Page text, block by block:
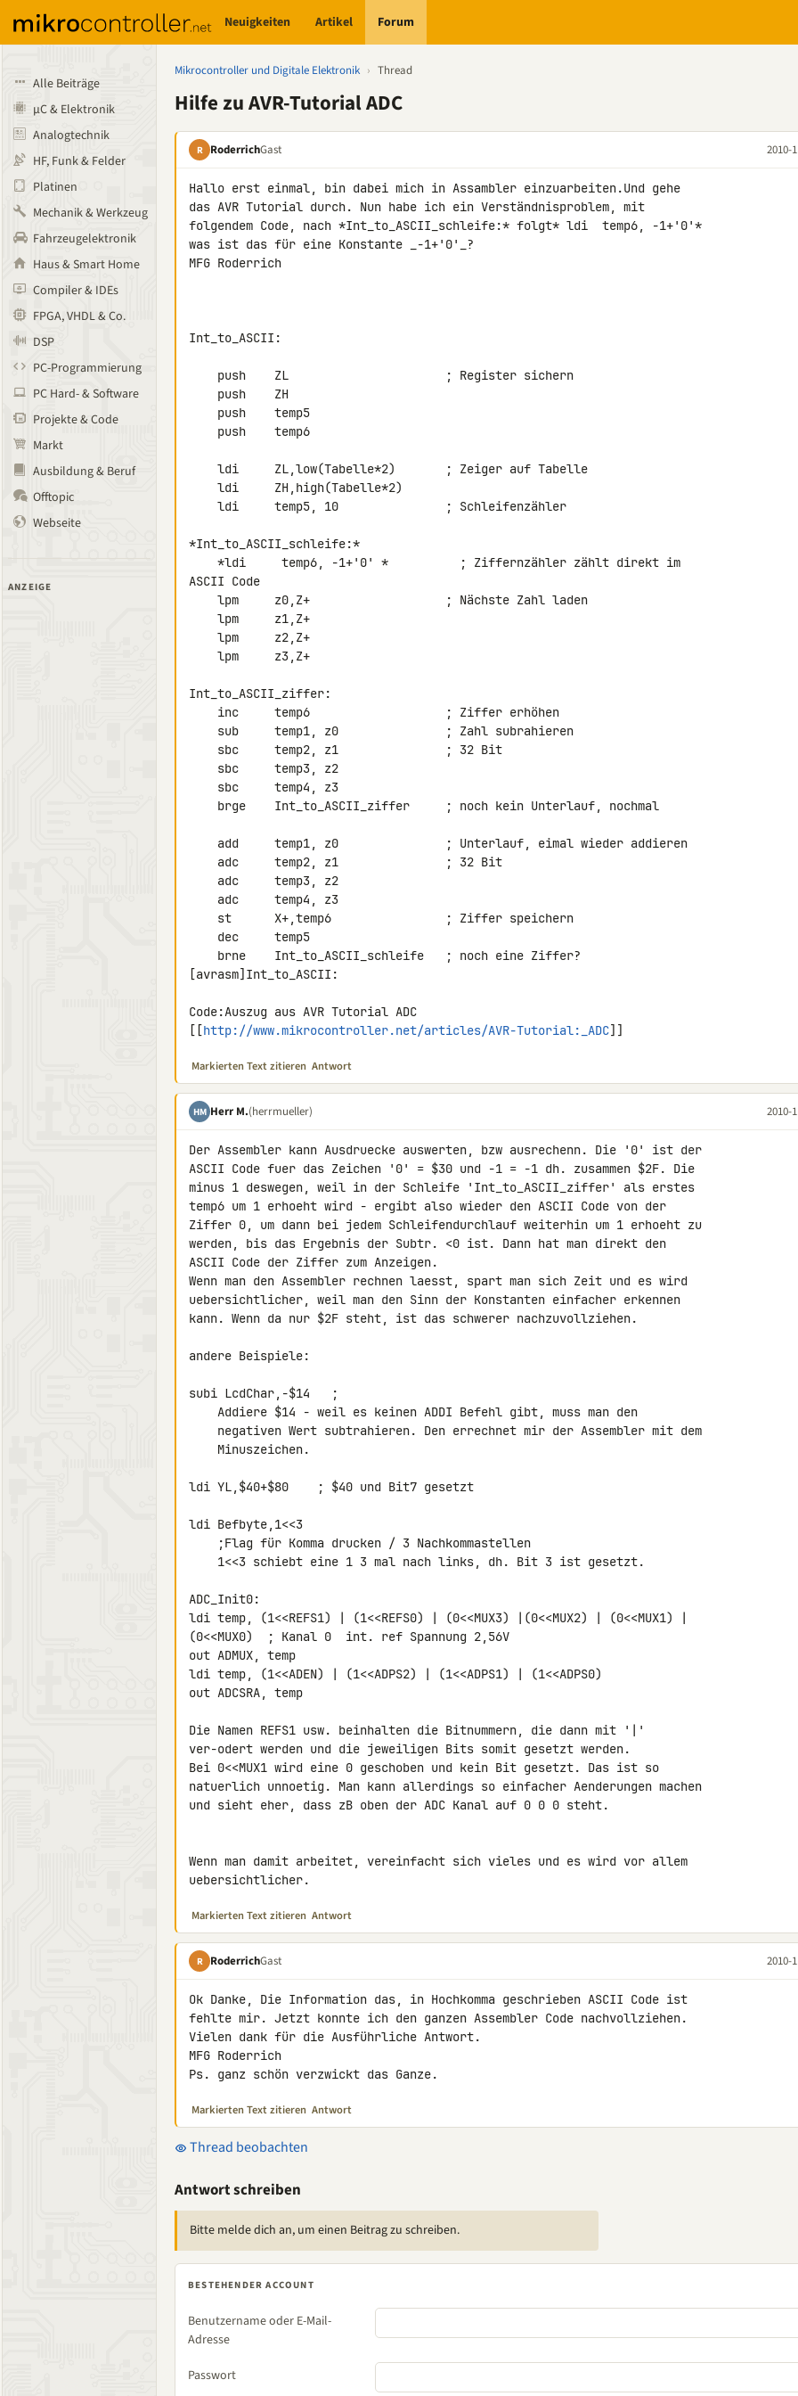
Neuigkeiten Artikel Forum
Alle Beiträge
µC & Elektronik
Analogtechnik
HF, Funk & Felder
Platinen
Mechanik & Werkzeug
Fahrzeugelektronik
Haus & Smart Home
Compiler & IDEs
FPGA, VHDL & Co.
DSP
PC-Programmierung
PC Hard- & Software
Projekte & Code
Markt
Ausbildung & Beruf
Offtopic
Webseite
ANZEIGE
Mikrocontroller und Digitale Elektronik › Thread
Hilfe zu AVR-Tutorial ADC
R RoderrichGast 2010-
Hallo erst einmal, bin dabei mich in Assambler einzuarbeiten.Und gehe
das AVR Tutorial durch. Nun habe ich ein Verständnisproblem, mit
folgendem Code, nach *Int_to_ASCII_schleife:* folgt* ldi  temp6, -1+'0'*
was ist das für eine Konstante _-1+'0'_?
MFG Roderrich
Int_to_ASCII:
*Int_to_ASCII_schleife:*
ASCII Code
Int_to_ASCII_ziffer:
[avrasm]Int_to_ASCII:
Code:Auszug aus AVR Tutorial ADC
[[http://www.mikrocontroller.net/articles/AVR-Tutorial:_ADC]]
Markierten Text zitieren Antwort
HM Herr M.(herrmueller) 2010-
Der Assembler kann Ausdruecke auswerten, bzw ausrechenn. Die '0' ist der
ASCII Code fuer das Zeichen '0' = $30 und -1 = -1 dh. zusammen $2F. Die
minus 1 deswegen, weil in der Schleife 'Int_to_ASCII_ziffer' als erstes
temp6 um 1 erhoeht wird - ergibt also wieder den ASCII Code von der
Ziffer 0, um dann bei jedem Schleifendurchlauf weiterhin um 1 erhoeht zu
werden, bis das Ergebnis der Subtr. <0 ist. Dann hat man direkt den
ASCII Code der Ziffer zum Anzeigen.
Wenn man den Assembler rechnen laesst, spart man sich Zeit und es wird
uebersichtlicher, weil man den Sinn der Konstanten einfacher erkennen
kann. Wenn da nur $2F steht, ist das schwerer nachzuvollziehen.
andere Beispiele:
subi LcdChar,-$14   ;
ldi YL,$40+$80    ; $40 und Bit7 gesetzt
ldi Befbyte,1<<3
ADC_Init0:
ldi temp, (1<<REFS1) | (1<<REFS0) | (0<<MUX3) |(0<<MUX2) | (0<<MUX1) |
(0<<MUX0)  ; Kanal 0  int. ref Spannung 2,56V
out ADMUX, temp
ldi temp, (1<<ADEN) | (1<<ADPS2) | (1<<ADPS1) | (1<<ADPS0)
out ADCSRA, temp
Die Namen REFS1 usw. beinhalten die Bitnummern, die dann mit '|'
ver-odert werden und die jeweiligen Bits somit gesetzt werden.
Bei 0<<MUX1 wird eine 0 geschoben und kein Bit gesetzt. Das ist so
natuerlich unnoetig. Man kann allerdings so einfacher Aenderungen machen
und sieht eher, dass zB oben der ADC Kanal auf 0 0 0 steht.
Wenn man damit arbeitet, vereinfacht sich vieles und es wird vor allem
uebersichtlicher.
Markierten Text zitieren Antwort
R RoderrichGast 2010-
Ok Danke, Die Information das, in Hochkomma geschrieben ASCII Code ist
fehlte mir. Jetzt konnte ich den ganzen Assembler Code nachvollziehen.
Vielen dank für die Ausführliche Antwort.
MFG Roderrich
Ps. ganz schön verzwickt das Ganze.
Markierten Text zitieren Antwort
Thread beobachten
Antwort schreiben
Bitte melde dich an, um einen Beitrag zu schreiben.
BESTEHENDER ACCOUNT
Benutzername oder E-Mail-
Adresse
Passwort